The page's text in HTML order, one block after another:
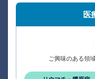
医
ご興味のある領